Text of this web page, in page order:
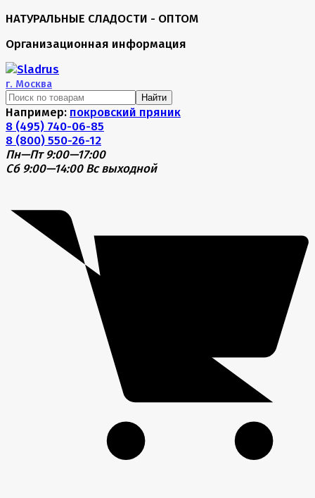
НАТУРАЛЬНЫЕ СЛАДОСТИ - ОПТОМ
Организационная информация
г. Москва
Найти
Например: покровский пряник
8 (495) 740-06-85
8 (800) 550-26-12
Пн—Пт 9:00—17:00
Сб 9:00—14:00 Вс выходной